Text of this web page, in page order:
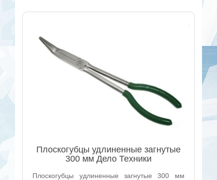
Плоскогубцы удлиненные загнутые
300 мм Дело Техники
Плоскогубцы удлиненные загнутые 300 мм